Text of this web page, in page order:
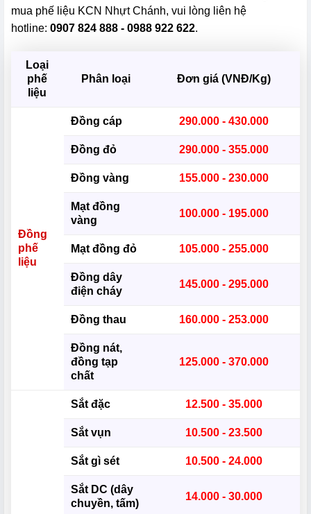
mua phế liệu KCN Nhựt Chánh, vui lòng liên hệ
hotline: 0907 824 888 - 0988 922 622.
Loại
phế
liệu
Phân loại Đơn giá (VNĐ/Kg)
Đồng
phế
liệu
Đồng cáp 290.000 - 430.000
Đồng đỏ 290.000 - 355.000
Đồng vàng 155.000 - 230.000
Mạt đồng
vàng
100.000 - 195.000
Mạt đồng đỏ 105.000 - 255.000
Đồng dây
điện cháy
145.000 - 295.000
Đồng thau 160.000 - 253.000
Đồng nát,
đồng tạp
chất
125.000 - 370.000
Sắt đặc 12.500 - 35.000
Sắt vụn 10.500 - 23.500
Sắt gì sét 10.500 - 24.000
Sắt DC (dây
chuyền, tấm)
14.000 - 30.000